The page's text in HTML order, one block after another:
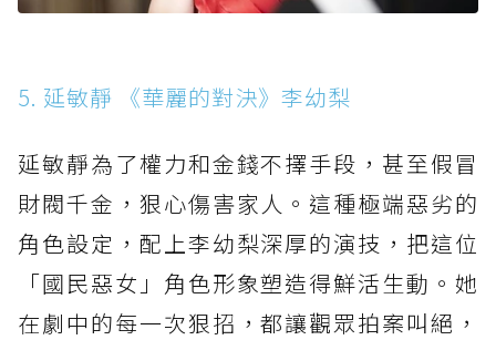
5. 延敏靜 《華麗的對決》李幼梨
延敏靜為了權力和金錢不擇手段，甚至假冒
財閥千金，狠心傷害家人。這種極端惡劣的
角色設定，配上李幼梨深厚的演技，把這位
「國民惡女」角色形象塑造得鮮活生動。她
在劇中的每一次狠招，都讓觀眾拍案叫絕，